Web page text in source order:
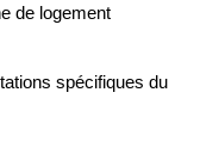
de logement
spécifiques du